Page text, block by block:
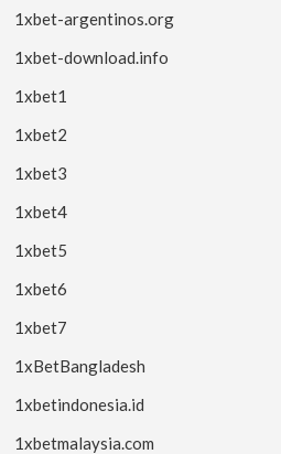
1xbet-argentinos.org
1xbet-download.info
1xbet1
1xbet2
1xbet3
1xbet4
1xbet5
1xbet6
1xbet7
1xBetBangladesh
1xbetindonesia.id
1xbetmalaysia.com